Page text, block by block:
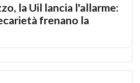
la Uil lancia l'allarme:
frenano la